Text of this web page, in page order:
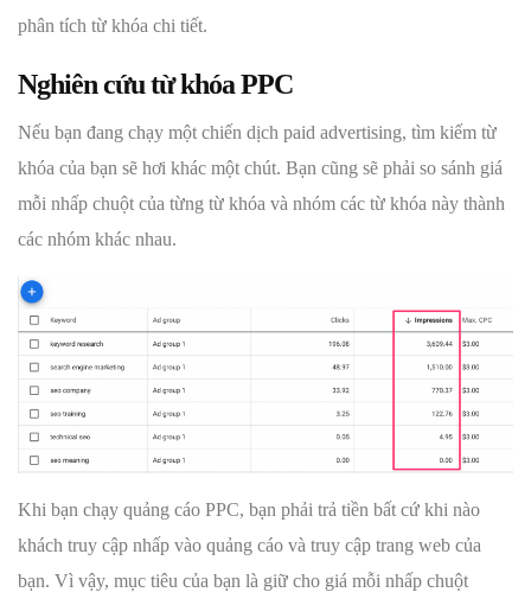
phân tích từ khóa chi tiết.
Nghiên cứu từ khóa PPC
Nếu bạn đang chạy một chiến dịch paid advertising, tìm kiếm từ
khóa của bạn sẽ hơi khác một chút. Bạn cũng sẽ phải so sánh giá
mỗi nhấp chuột của từng từ khóa và nhóm các từ khóa này thành
các nhóm khác nhau.
Khi bạn chạy quảng cáo PPC, bạn phải trả tiền bất cứ khi nào
khách truy cập nhấp vào quảng cáo và truy cập trang web của
bạn. Vì vậy, mục tiêu của bạn là giữ cho giá mỗi nhấp chuột